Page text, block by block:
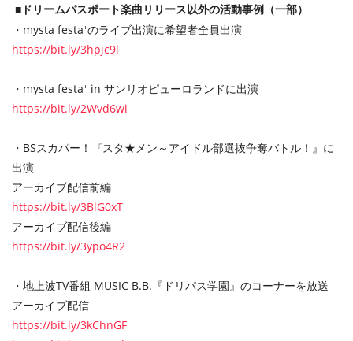
■ドリームパスポート楽曲リリース以外の活動事例（一部）
・mysta festa⁺のライブ出演に希望者全員出演
https://bit.ly/3hpjc9l
・mysta festa⁺ in サンリオピューロランドに出演
https://bit.ly/2Wvd6wi
・BSスカパー！『スタ★メン～アイドル部選抜争奪バトル！』に
出演
アーカイブ配信前編
https://bit.ly/3BlG0xT
アーカイブ配信後編
https://bit.ly/3ypo4R2
・地上波TV番組 MUSIC B.B.『ドリパス学園』のコーナーを放送
アーカイブ配信
https://bit.ly/3kChnGF